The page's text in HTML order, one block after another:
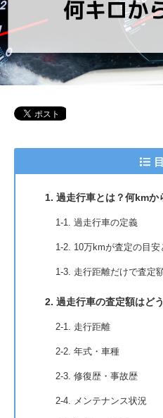
1. 過走行車とは？何kmか
1-1. 過走行車の定義
1-2. 10万kmが査定の目安
1-3. 走行距離だけで査定
2. 過走行車の査定額はど
2-1. 走行距離
2-2. 年式・車種
2-3. 修復歴・事故歴
2-4. メンテナンス状況